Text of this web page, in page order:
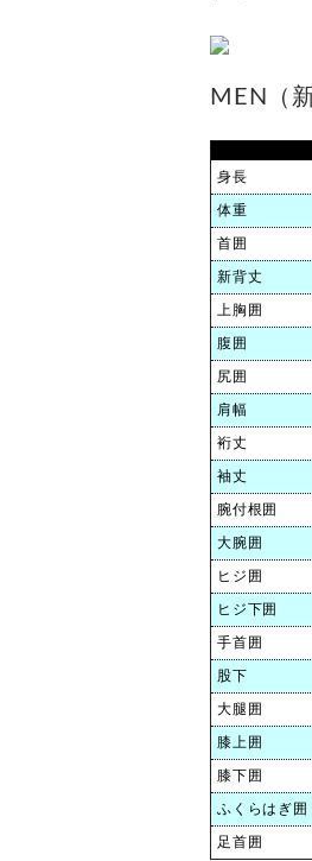
MEN（
身長
体重
首囲
新背丈
上胸囲
腹囲
尻囲
肩幅
裄丈
袖丈
腕付根囲
大腕囲
ヒジ囲
ヒジ下囲
手首囲
股下
大腿囲
膝上囲
膝下囲
ふくらはぎ囲
足首囲